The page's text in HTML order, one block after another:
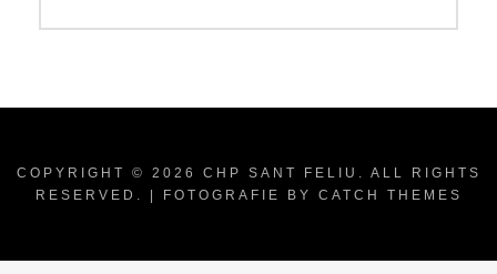
COPYRIGHT © 2026 CHP SANT FELIU . ALL RIGHTS
RESERVED. | FOTOGRAFIE BY CATCH THEMES